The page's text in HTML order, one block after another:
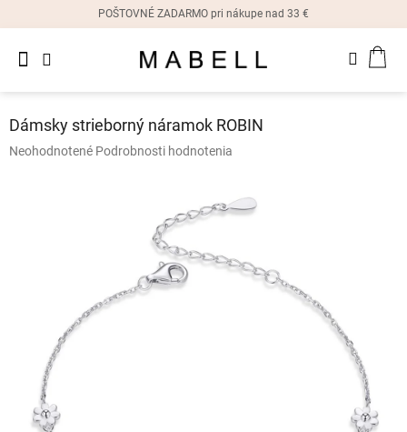
POŠTOVNÉ ZADARMO pri nákupe nad 33 €
Dámske
náušnice
hodinky
Ostatné
Zľavy
Dámsky strieborný náramok ROBIN
Priemerné
Neohodnotené Podrobnosti hodnotenia